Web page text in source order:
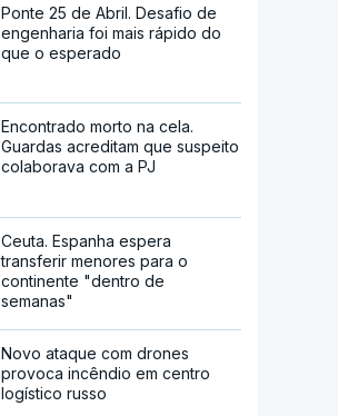
Ponte 25 de Abril. Desafio de
engenharia foi mais rápido do
que o esperado
Encontrado morto na cela.
Guardas acreditam que suspeito
colaborava com a PJ
Ceuta. Espanha espera
transferir menores para o
continente "dentro de
semanas"
Novo ataque com drones
provoca incêndio em centro
logístico russo